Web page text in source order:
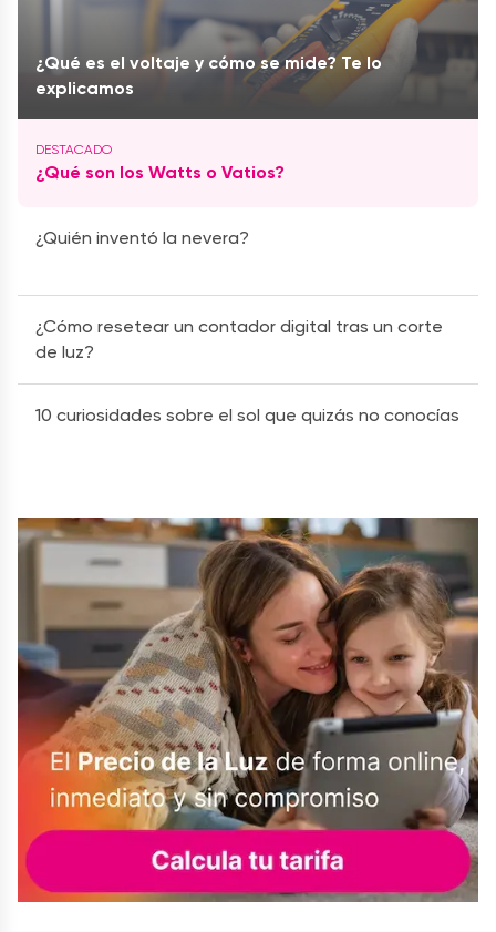
¿Qué es el voltaje y cómo se mide? Te lo
explicamos
¿Qué son los Watts o Vatios?
¿Quién inventó la nevera?
¿Cómo resetear un contador digital tras un corte
de luz?
10 curiosidades sobre el sol que quizás no conocías